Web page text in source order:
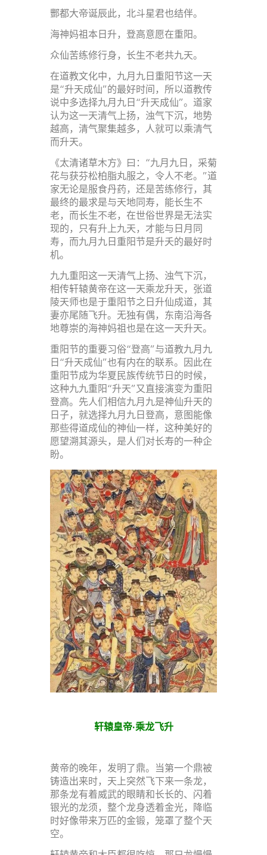
酆都大帝诞辰此，北斗星君也结伴。
海神妈祖本日升，登高意愿在重阳。
众仙苦练修行身，长生不老共九天。
在道教文化中，九月九日重阳节这一天
是“升天成仙”的最好时间，所以道教传
说中多选择九月九日“升天成仙”。道家
认为这一天清气上扬，浊气下沉，地势
越高，清气聚集越多，人就可以乘清气
而升天。
《太清诸草木方》曰：“九月九日，采菊
花与获芬松柏脂丸服之，令人不老。”道
家无论是服食丹药，还是苦练修行，其
最终的最求是与天地同寿，能长生不
老，而长生不老，在世俗世界是无法实
现的，只有升上九天，才能与日月同
寿，而九月九日重阳节是升夭的最好时
机。
九九重阳这一天清气上扬、浊气下沉，
相传轩辕黄帝在这一天乘龙升天，张道
陵天师也是于重阳节之日升仙成道，其
妻亦尾随飞升。无独有偶，东南沿海各
地尊崇的海神妈祖也是在这一天升天。
重阳节的重要习俗“登高”与道教九月九
日“升天成仙”也有内在的联系。因此在
重阳节成为华夏民族传统节日的时候，
这种九九重阳“升天”又直接演变为重阳
登高。先人们相信九月九是神仙升天的
日子，就选择九月九日登高，意图能像
那些得道成仙的神仙一样，这种美好的
愿望溯其源头，是人们对长寿的一种企
盼。
轩辕皇帝·乘龙飞升
黄帝的晚年，发明了鼎。当第一个鼎被
铸造出来时，天上突然飞下来一条龙，
那条龙有着威武的眼睛和长长的、闪着
银光的龙须，整个龙身透着金光，降临
时好像带来万匹的金锻，笼罩了整个天
空。